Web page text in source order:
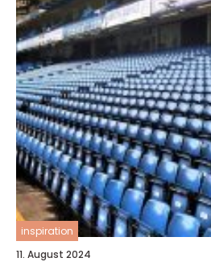
inspiration
11. August 2024